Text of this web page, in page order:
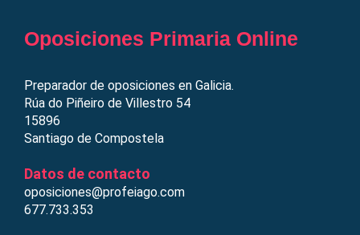
Oposiciones Primaria Online
Preparador de oposiciones en Galicia.
Rúa do Piñeiro de Villestro 54
15896
Santiago de Compostela
Datos de contacto
oposiciones@profeiago.com
677.733.353